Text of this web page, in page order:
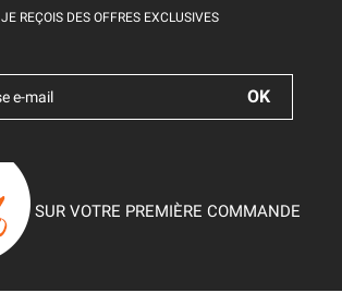
JE REÇOIS DES OFFRES EXCLUSIVES
SUR VOTRE PREMIÈRE COMMANDE